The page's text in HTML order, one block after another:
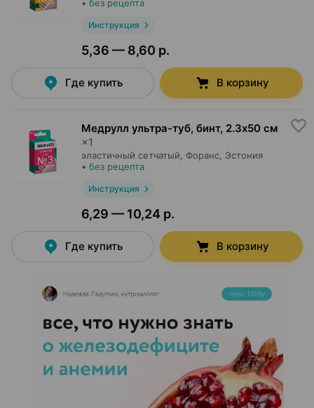
• без рецепта
Инструкция
5,36 — 8,60 р.
Где купить В корзину
Медрулл ультра-туб, бинт, 2.3х50 cм
×1
эластичный сетчатый, Форанс , Эстония
• без рецепта
Инструкция
6,29 — 10,24 р.
Где купить В корзину